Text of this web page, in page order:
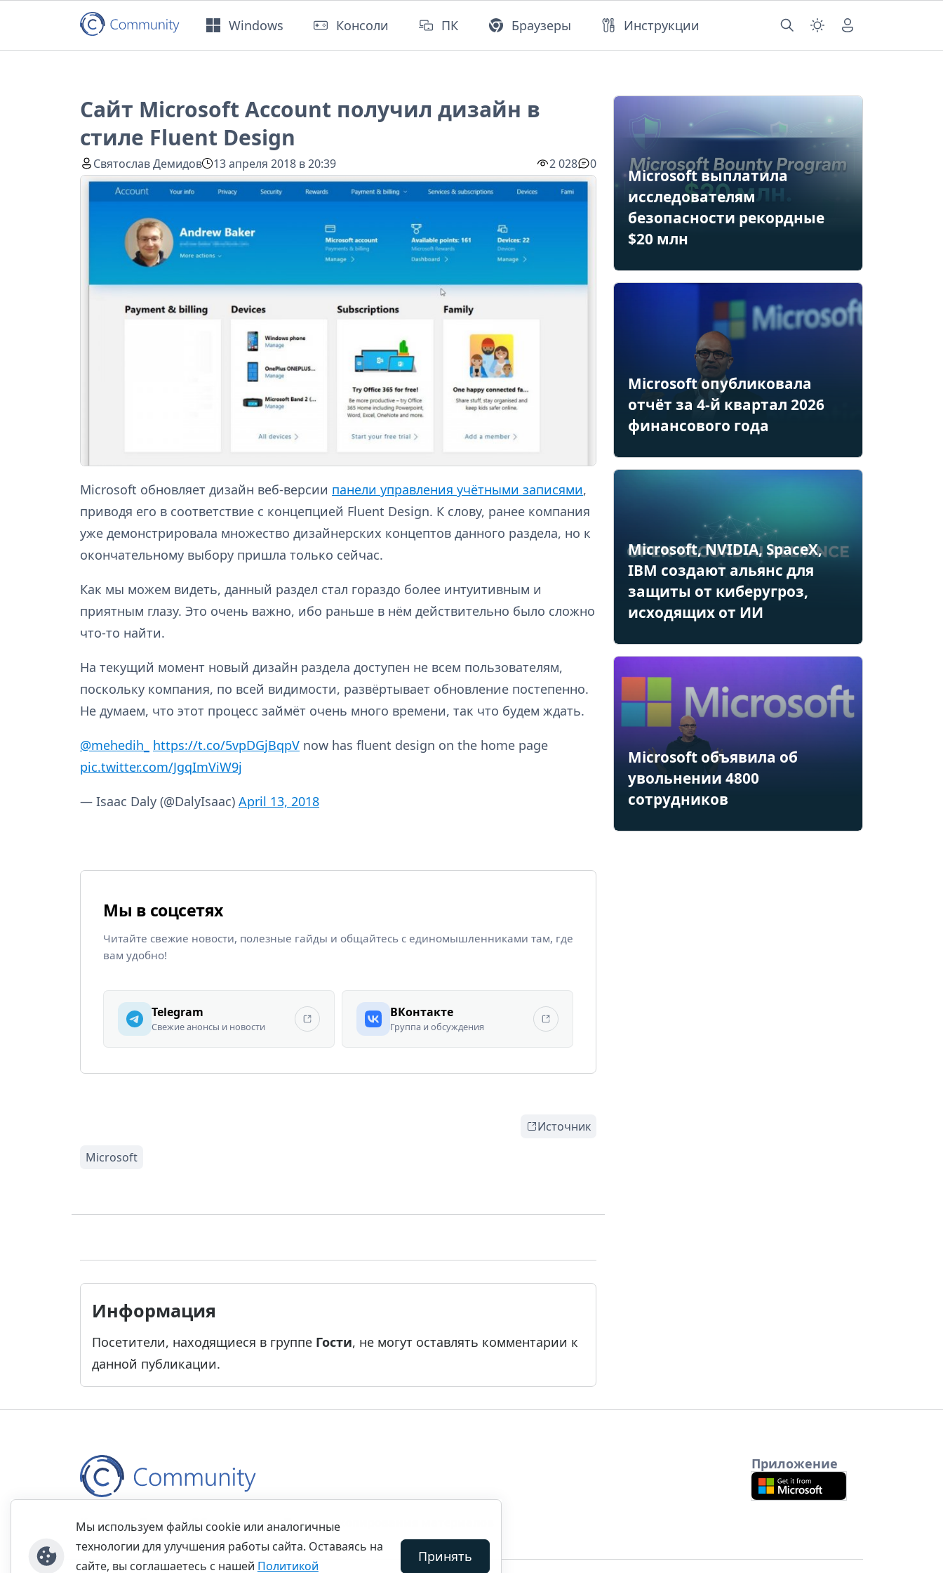
Windows Консоли ПК Браузеры Инструкции
Сайт Microsoft Account получил дизайн в
стиле Fluent Design
Святослав Демидов 13 апреля 2018 в 20:39 2 028 0
Microsoft обновляет дизайн веб-версии панели управления учётными записями,
приводя его в соответствие с концепцией Fluent Design. К слову, ранее компания
уже демонстрировала множество дизайнерских концептов данного раздела, но к
окончательному выбору пришла только сейчас.
Как мы можем видеть, данный раздел стал гораздо более интуитивным и
приятным глазу. Это очень важно, ибо раньше в нём действительно было сложно
что-то найти.
На текущий момент новый дизайн раздела доступен не всем пользователям,
поскольку компания, по всей видимости, развёртывает обновление постепенно.
Не думаем, что этот процесс займёт очень много времени, так что будем ждать.
@mehedih_ https://t.co/5vpDGjBqpV now has fluent design on the home page
pic.twitter.com/JgqImViW9j
— Isaac Daly (@DalyIsaac) April 13, 2018
Мы в соцсетях
Читайте свежие новости, полезные гайды и общайтесь с единомышленниками там, где
вам удобно!
Telegram
Свежие анонсы и новости
ВКонтакте
Группа и обсуждения
Источник
Информация
Посетители, находящиеся в группе Гости, не могут оставлять комментарии к
данной публикации.
Microsoft выплатила
исследователям
безопасности рекордные
$20 млн
Microsoft опубликовала
отчёт за 4-й квартал 2026
финансового года
Microsoft, NVIDIA, SpaceX,
IBM создают альянс для
защиты от киберугроз,
исходящих от ИИ
Microsoft объявила об
увольнении 4800
сотрудников
КонтактыПравилаОбратная связьПравила копирования материалов
Приложение
Мы используем файлы cookie или аналогичные
технологии для улучшения работы сайта. Оставаясь на
сайте, вы соглашаетесь с нашей Политикой
Принять